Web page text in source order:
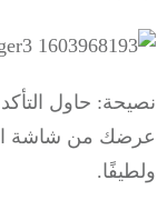
نصيحة: حاول
عرضك من شاشة
ولطيفًا.